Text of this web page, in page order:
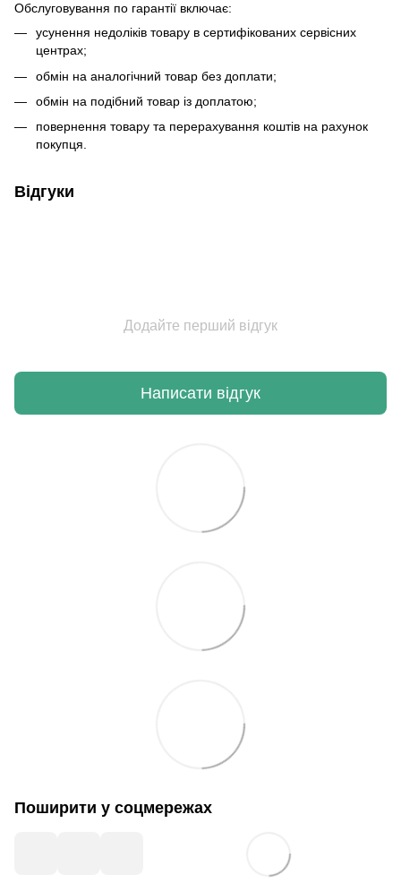
Обслуговування по гарантії включає:
усунення недоліків товару в сертифікованих сервісних
центрах;
обмін на аналогічний товар без доплати;
обмін на подібний товар із доплатою;
повернення товару та перерахування коштів на рахунок
покупця.
Відгуки
Додайте перший відгук
Написати відгук
Поширити у соцмережах